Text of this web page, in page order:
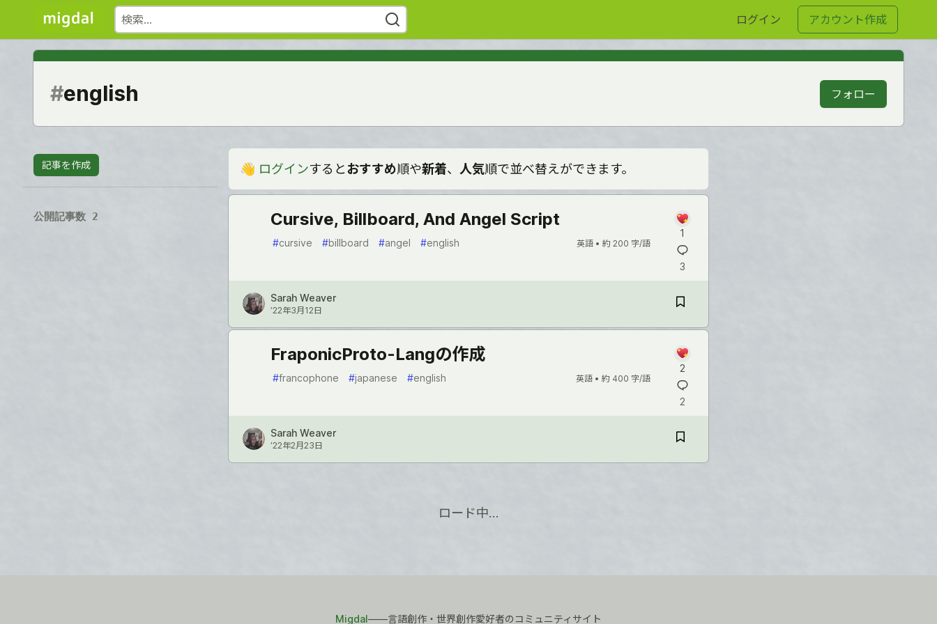
ログイン アカウント作成
#english フォロー
記事を作成
公開記事数 2
👋 ログインするとおすすめ順や新着、 人気順で並べ替えができます。
Cursive, Billboard, And Angel Script
#cursive #billboard #angel #english 英語 • 約 200 字/語
1
3
Sarah Weaver
’22年3月12日
FraponicProto-Langの作成
#francophone #japanese #english 英語 • 約 400 字/語
2
2
Sarah Weaver
’22年2月23日
ロード中…
Migdal――言語創作・世界創作愛好者のコミュニティサイト